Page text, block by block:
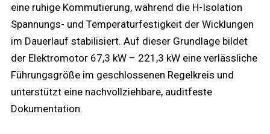
eine ruhige Kommutierung, während die H-Isolation
Spannungs- und Temperaturfestigkeit der Wicklungen
im Dauerlauf stabilisiert. Auf dieser Grundlage bildet
der Elektromotor 67,3 kW – 221,3 kW eine verlässliche
Führungsgröße im geschlossenen Regelkreis und
unterstützt eine nachvollziehbare, auditfeste
Dokumentation.